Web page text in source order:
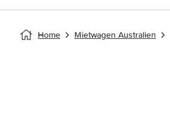
Home Mietwagen Australien